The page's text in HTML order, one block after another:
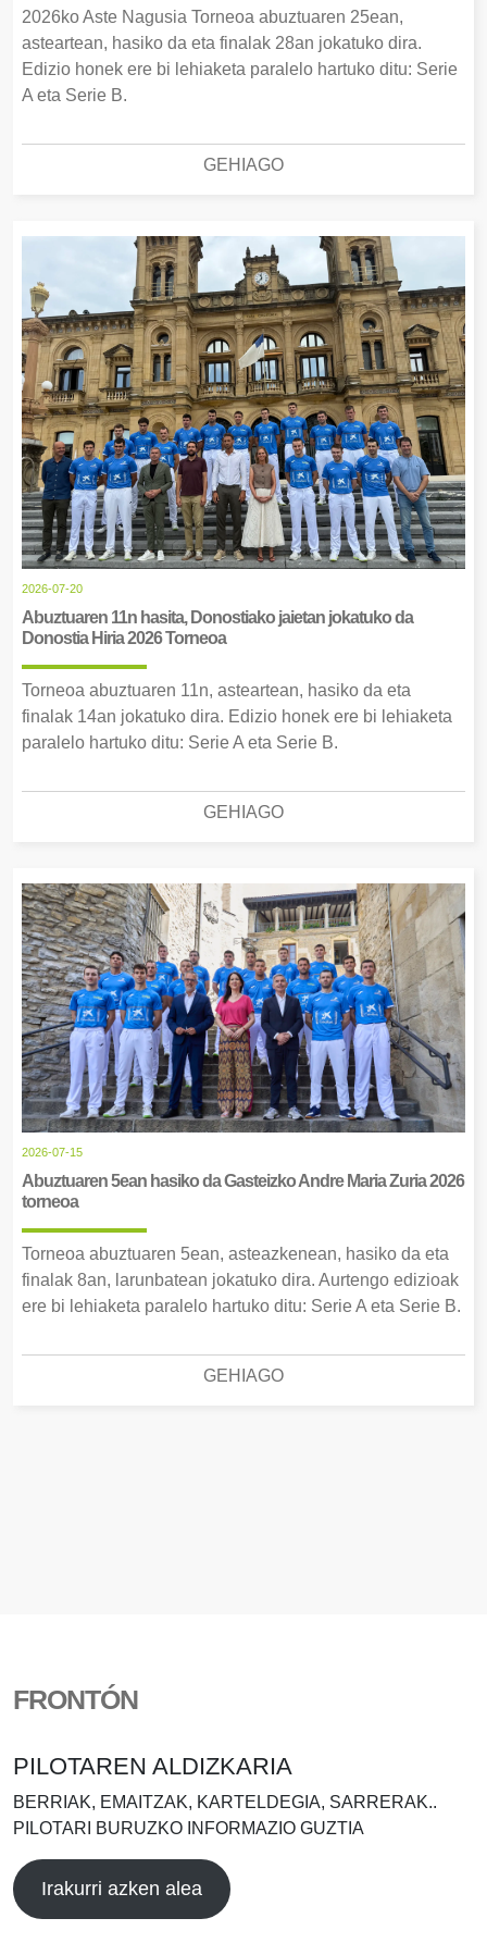
2026ko Aste Nagusia Torneoa abuztuaren 25ean,
asteartean, hasiko da eta finalak 28an jokatuko dira.
Edizio honek ere bi lehiaketa paralelo hartuko ditu: Serie
A eta Serie B.
GEHIAGO
2026-07-20
Abuztuaren 11n hasita, Donostiako jaietan jokatuko da
Donostia Hiria 2026 Torneoa
Torneoa abuztuaren 11n, asteartean, hasiko da eta
finalak 14an jokatuko dira. Edizio honek ere bi lehiaketa
paralelo hartuko ditu: Serie A eta Serie B.
GEHIAGO
2026-07-15
Abuztuaren 5ean hasiko da Gasteizko Andre Maria Zuria 2026
torneoa
Torneoa abuztuaren 5ean, asteazkenean, hasiko da eta
finalak 8an, larunbatean jokatuko dira. Aurtengo edizioak
ere bi lehiaketa paralelo hartuko ditu: Serie A eta Serie B.
GEHIAGO
FRONTÓN
PILOTAREN ALDIZKARIA
BERRIAK, EMAITZAK, KARTELDEGIA, SARRERAK..
PILOTARI BURUZKO INFORMAZIO GUZTIA
Irakurri azken alea